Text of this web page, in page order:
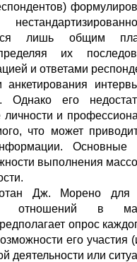
лишь общим
их
и ответами
Однако его
и
что может
Основные
выполнения
Дж. Морено для
отношений в
опрос
его участия
деятельности или